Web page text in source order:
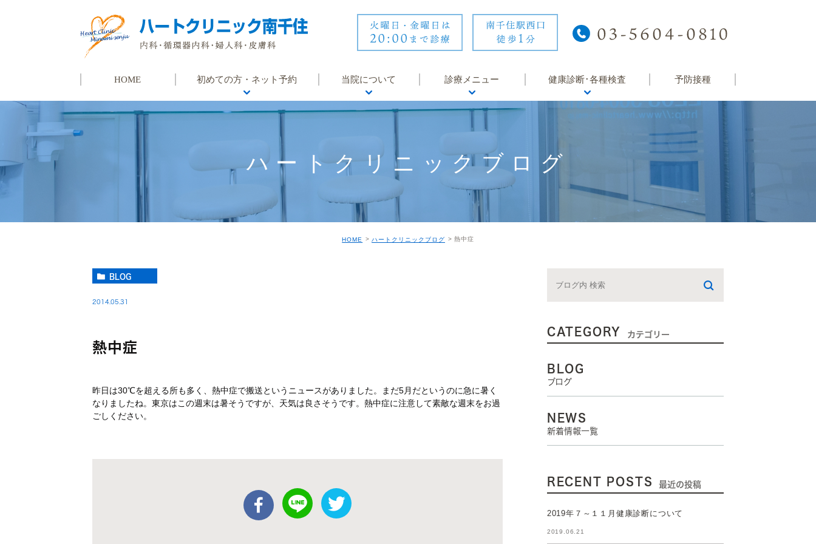
HOME 初めての方・ネット予約
初めての方
よくある質問
当院について
医師紹介
診療時間・アクセス
地域医療連携
診療メニュー
内科
婦人科
睡眠時無呼吸症候群
健康診断･各種検査 予防接種
ハートクリニックブログ
HOME ハートクリニックブログ 熱中症
BLOG
2014.05.31
熱中症
昨日は30℃を超える所も多く、熱中症で搬送というニュースがありました。まだ5月だというのに急に暑く
なりましたね。東京はこの週末は暑そうですが、天気は良さそうです。熱中症に注意して素敵な週末をお過
ごしください。
CATEGORY カテゴリー
BLOG
ブログ
NEWS
新着情報一覧
RECENT POSTS 最近の投稿
2019年７～１１月健康診断について
2019.06.21